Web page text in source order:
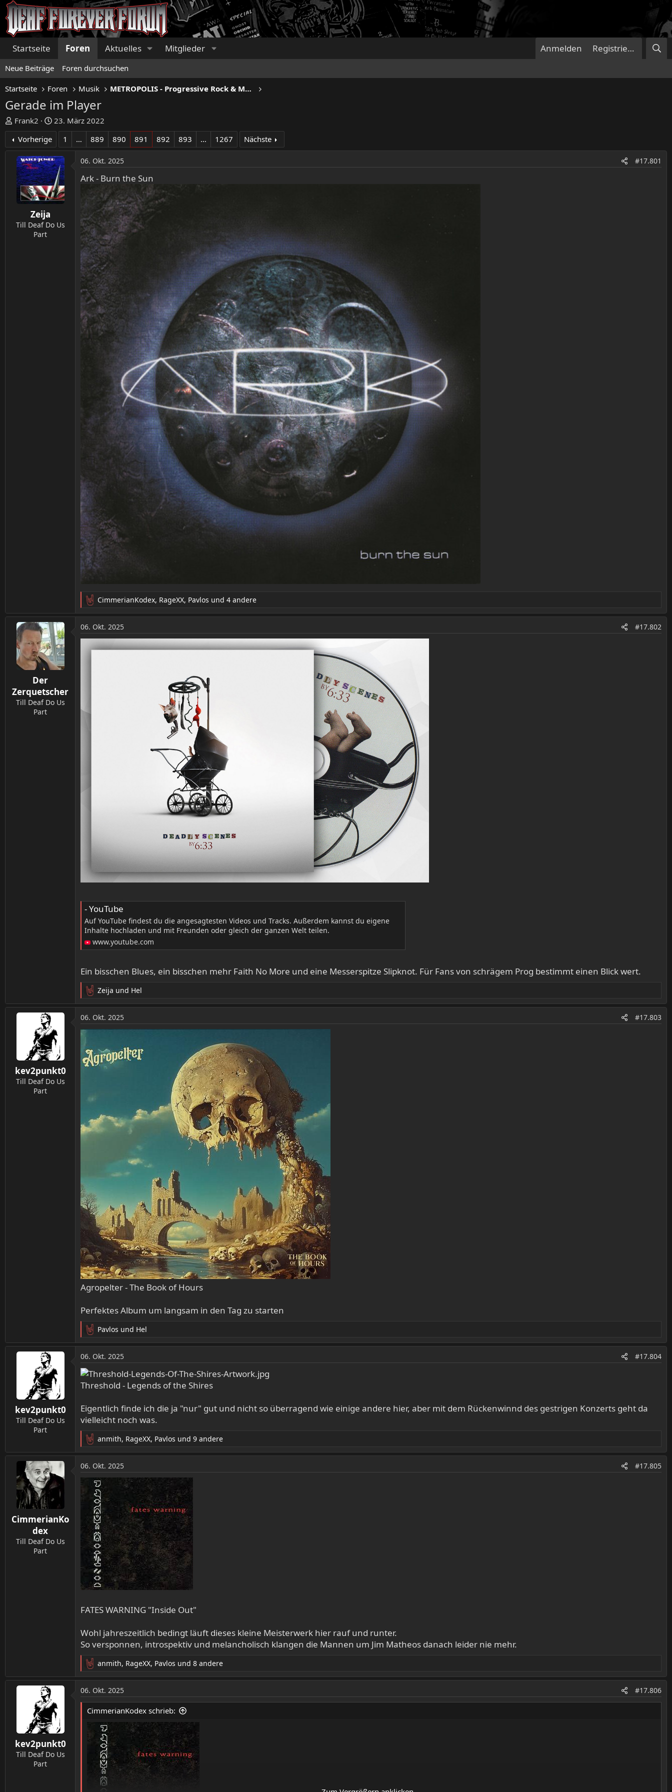
Startseite Foren Aktuelles Mitglieder Anmelden Registrieren
Neue Beiträge Foren durchsuchen
Startseite Foren Musik METROPOLIS - Progressive Rock & Metal
Gerade im Player
E
r
t
e
Frank2
E
r
t
e
l
l
t
a
23. März 2022
Vorherige
1 … 889 890 891 892 893 … 1267 Nächste
Zeija
Till Deaf Do Us
Part
06. Okt. 2025 #17.801
Ark - Burn the Sun
R
e
a
k
t
CimmerianKodex, RageXX, Pavlos und 4 andere
Der
Zerquetscher
Till Deaf Do Us
Part
06. Okt. 2025 #17.802
- YouTube
Auf YouTube findest du die angesagtesten Videos und Tracks. Außerdem kannst du eigene
Inhalte hochladen und mit Freunden oder gleich der ganzen Welt teilen.
www.youtube.com
Ein bisschen Blues, ein bisschen mehr Faith No More und eine Messerspitze Slipknot. Für Fans von schrägem Prog bestimmt einen Blick wert.
R
e
a
k
t
o
n
e
Zeija und Hel
kev2punkt0
Till Deaf Do Us
Part
06. Okt. 2025 #17.803
Agropelter - The Book of Hours
Perfektes Album um langsam in den Tag zu starten
R
e
a
k
t
i
o
e
n
Pavlos und Hel
kev2punkt0
Till Deaf Do Us
Part
06. Okt. 2025 #17.804
Threshold - Legends of the Shires
Eigentlich finde ich die ja "nur" gut und nicht so überragend wie einige andere hier, aber mit dem Rückenwinnd des gestrigen Konzerts geht da
vielleicht noch was.
R
e
a
k
n
anmith, RageXX, Pavlos und 9 andere
CimmerianKo
dex
Till Deaf Do Us
Part
06. Okt. 2025 #17.805
FATES WARNING "Inside Out"
Wohl jahreszeitlich bedingt läuft dieses kleine Meisterwerk hier rauf und runter.
So versponnen, introspektiv und melancholisch klangen die Mannen um Jim Matheos danach leider nie mehr.
R
e
a
k
t
anmith, RageXX, Pavlos und 8 andere
kev2punkt0
Till Deaf Do Us
Part
06. Okt. 2025 #17.806
CimmerianKodex schrieb: